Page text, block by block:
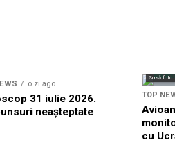
o zi ago
31 iulie 2026.
neașteptate
Sursă
TOP
cu